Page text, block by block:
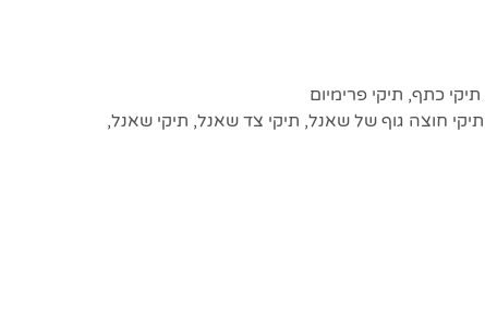
תיקי כתף, תיקי פרימיום
תיקי חוצה גוף של שאנל, תיקי צד שאנל, תיקי שאנל,